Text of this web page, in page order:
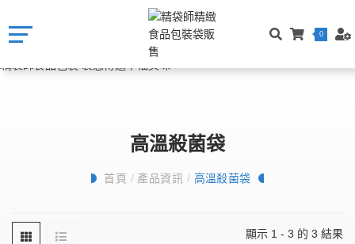
0
高溫殺菌袋
首頁 /產品資訊 / 高溫殺菌袋
顯示 1 - 3 的 3 結果